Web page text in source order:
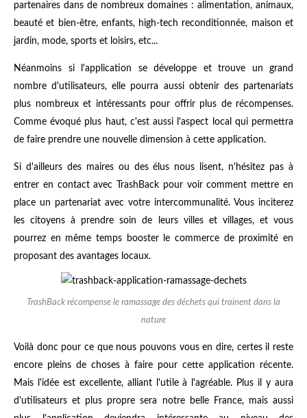
partenaires dans de nombreux domaines : alimentation, animaux,
beauté et bien-être, enfants, high-tech reconditionnée, maison et
jardin, mode, sports et loisirs, etc...
Néanmoins si l'application se développe et trouve un grand
nombre d'utilisateurs, elle pourra aussi obtenir des partenariats
plus nombreux et intéressants pour offrir plus de récompenses.
Comme évoqué plus haut, c'est aussi l'aspect local qui permettra
de faire prendre une nouvelle dimension à cette application.
Si d'ailleurs des maires ou des élus nous lisent, n'hésitez pas à
entrer en contact avec TrashBack pour voir comment mettre en
place un partenariat avec votre intercommunalité. Vous inciterez
les citoyens à prendre soin de leurs villes et villages, et vous
pourrez en même temps booster le commerce de proximité en
proposant des avantages locaux.
TrashBack récompense le ramassage des déchets qui trainent dans la
nature
Voilà donc pour ce que nous pouvons vous en dire, certes il reste
encore pleins de choses à faire pour cette application récente.
Mais l'idée est excellente, alliant l'utile à l'agréable. Plus il y aura
d'utilisateurs et plus propre sera notre belle France, mais aussi